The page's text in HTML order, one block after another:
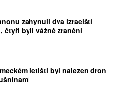
zahynuli dva izraelští
čtyři byli vážně zraněni
letišti byl nalezen dron